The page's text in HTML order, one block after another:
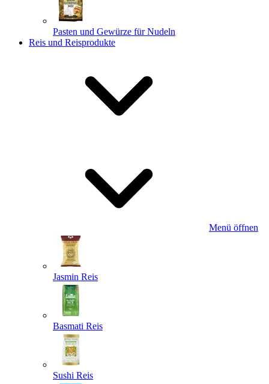
Pasten und Gewürze für Nudeln
Reis und Reisprodukte
Menü öffnen
Jasmin Reis
Basmati Reis
Sushi Reis